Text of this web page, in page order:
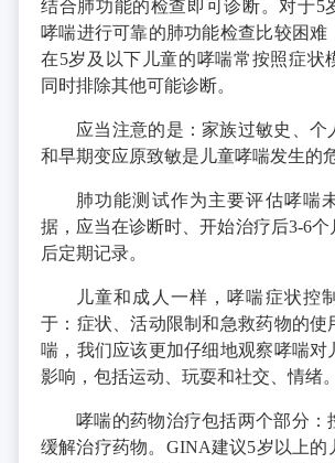
结合肺功能的检查即可诊断。对于5
哮喘进行可靠的肺功能检查比较困难
在5岁及以下儿童的哮喘常按照症状
同时排除其他可能诊断。
应当注意的是：家族过敏史、个
和早期变应原致敏是儿童哮喘发生的
肺功能测试作为主要评估哮喘
据，应当在诊断时、开始治疗后3-6个
后定期记录。
儿童和成人一样，哮喘症状控
于：症状、活动限制和急救药物的使
喘，我们应该更加仔细地观察哮喘对
影响，包括运动、玩耍和社交、情绪。
哮喘的药物治疗包括两个部分：
缓解治疗药物。GINA建议5岁以上的